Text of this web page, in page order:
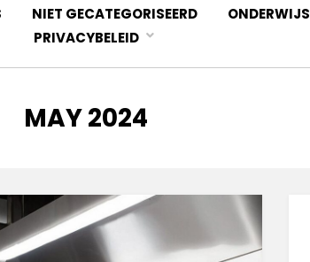
NIET GECATEGORISEERD ONDERWIJS
PRIVACYBELEID
MONTH
:
MAY 2024